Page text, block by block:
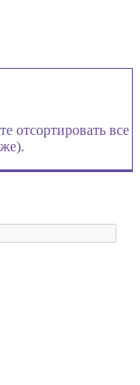
отсортировать все